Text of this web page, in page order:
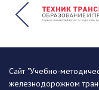
Сайт "Учебно-
железнодорожном